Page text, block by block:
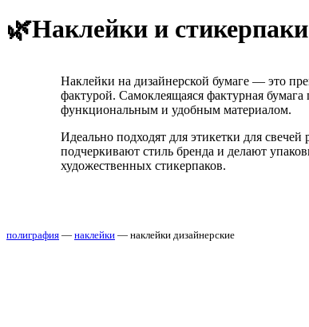
🌿Наклейки и
Наклейки на дизайнерской бумаге — это
фактурой. Самоклеящаяся фактурная бумага
функциональным и удобным материалом.
Идеально подходят для этикетки для
подчеркивают стиль бренда и делают
художественных стикерпаков.
полиграфия — наклейки — наклейки дизайнерские